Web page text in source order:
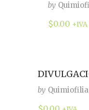
by
$0.00 +IVA
by Quimiofilia